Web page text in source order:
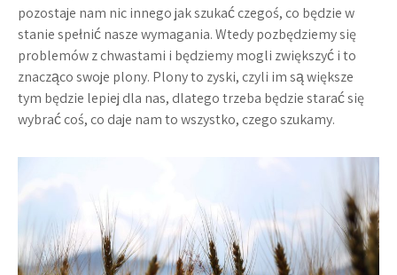
pozostaje nam nic innego jak szukać czegoś, co będzie w
stanie spełnić nasze wymagania. Wtedy pozbędziemy się
problemów z chwastami i będziemy mogli zwiększyć i to
znacząco swoje plony. Plony to zyski, czyli im są większe
tym będzie lepiej dla nas, dlatego trzeba będzie starać się
wybrać coś, co daje nam to wszystko, czego szukamy.